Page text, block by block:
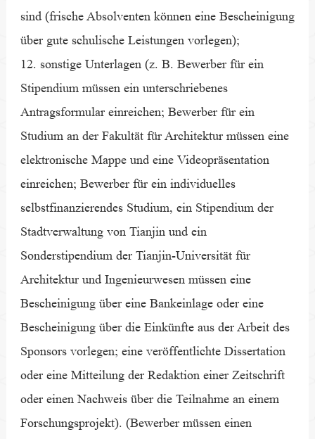
sind (frische Absolventen können eine Bescheinigung
über gute schulische Leistungen vorlegen);
12. sonstige Unterlagen (z. B. Bewerber für ein
Stipendium müssen ein unterschriebenes
Antragsformular einreichen; Bewerber für ein
Studium an der Fakultät für Architektur müssen eine
elektronische Mappe und eine Videopräsentation
einreichen; Bewerber für ein individuelles
selbstfinanzierendes Studium, ein Stipendium der
Stadtverwaltung von Tianjin und ein
Sonderstipendium der Tianjin-Universität für
Architektur und Ingenieurwesen müssen eine
Bescheinigung über eine Bankeinlage oder eine
Bescheinigung über die Einkünfte aus der Arbeit des
Sponsors vorlegen; eine veröffentlichte Dissertation
oder eine Mitteilung der Redaktion einer Zeitschrift
oder einen Nachweis über die Teilnahme an einem
Forschungsprojekt). (Bewerber müssen einen